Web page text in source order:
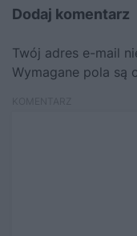
Dodaj komentarz
Twój adres e-mail
Wymagane pola są